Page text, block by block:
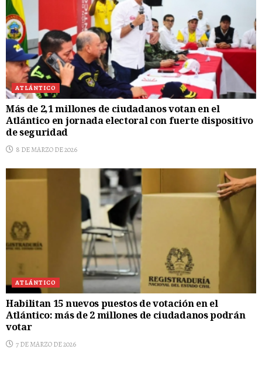
ATLÁNTICO
Más de 2,1 millones de ciudadanos votan en el
Atlántico en jornada electoral con fuerte dispositivo
de seguridad
8 DE MARZO DE 2026
ATLÁNTICO
Habilitan 15 nuevos puestos de votación en el
Atlántico: más de 2 millones de ciudadanos podrán
votar
7 DE MARZO DE 2026